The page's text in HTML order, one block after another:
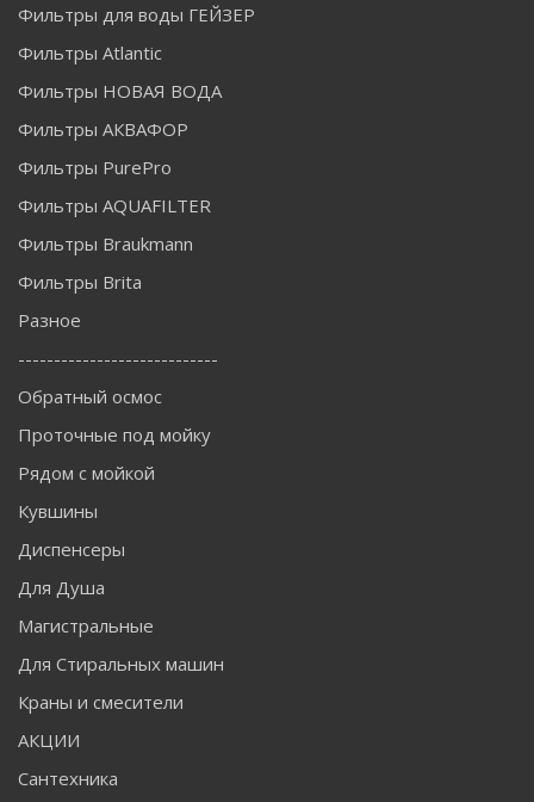
Фильтры для воды ГЕЙЗЕР
Фильтры Atlantic
Фильтры НОВАЯ ВОДА
Фильтры АКВАФОР
Фильтры PurePro
Фильтры AQUAFILTER
Фильтры Braukmann
Фильтры Brita
Разное
----------------------------
Обратный осмос
Проточные под мойку
Рядом с мойкой
Кувшины
Диспенсеры
Для Душа
Магистральные
Для Стиральных машин
Краны и смесители
АКЦИИ
Сантехника